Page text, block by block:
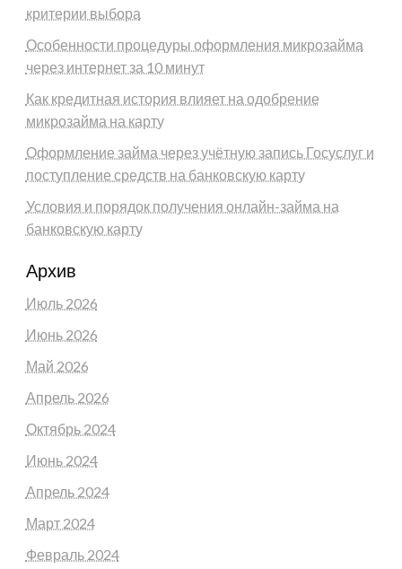
критерии выбора
Особенности процедуры оформления микрозайма
через интернет за 10 минут
Как кредитная история влияет на одобрение
микрозайма на карту
Оформление займа через учётную запись Госуслуг и
поступление средств на банковскую карту
Условия и порядок получения онлайн-займа на
банковскую карту
Архив
Июль 2026
Июнь 2026
Май 2026
Апрель 2026
Октябрь 2024
Июнь 2024
Апрель 2024
Март 2024
Февраль 2024